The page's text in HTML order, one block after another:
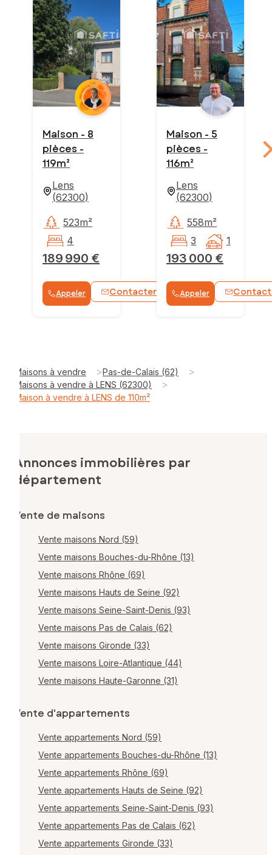
Maison - 8
pièces -
119m²
Lens
(62300)
189 990 €
523m²
4
Appeler Contacter WhatsApp
Maison - 5
pièces -
116m²
Lens
(62300)
193 000 €
558m²
3
1
Appeler
Maisons à vendre >Pas-de-Calais (62) >
Maisons à vendre à LENS (62300) >
Maison à vendre à LENS de 110m²
Annonces immobilières par
département
Vente de maisons
Vente maisons Nord (59)
Vente maisons Bouches-du-Rhône (13)
Vente maisons Rhône (69)
Vente maisons Hauts de Seine (92)
Vente maisons Seine-Saint-Denis (93)
Vente maisons Pas de Calais (62)
Vente maisons Gironde (33)
Vente maisons Loire-Atlantique (44)
Vente maisons Haute-Garonne (31)
Vente d'appartements
Vente appartements Nord (59)
Vente appartements Bouches-du-Rhône (13)
Vente appartements Rhône (69)
Vente appartements Hauts de Seine (92)
Vente appartements Seine-Saint-Denis (93)
Vente appartements Pas de Calais (62)
Vente appartements Gironde (33)